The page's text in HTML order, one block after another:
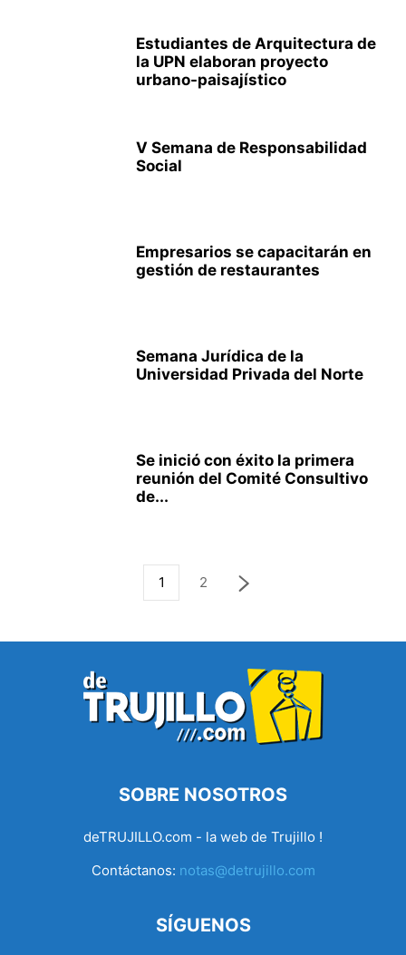
Estudiantes de Arquitectura de
la UPN elaboran proyecto
urbano-paisajístico
V Semana de Responsabilidad
Social
Empresarios se capacitarán en
gestión de restaurantes
Semana Jurídica de la
Universidad Privada del Norte
Se inició con éxito la primera
reunión del Comité Consultivo
de...
1 2
SOBRE NOSOTROS
deTRUJILLO.com - la web de Trujillo !
Contáctanos: notas@detrujillo.com
SÍGUENOS